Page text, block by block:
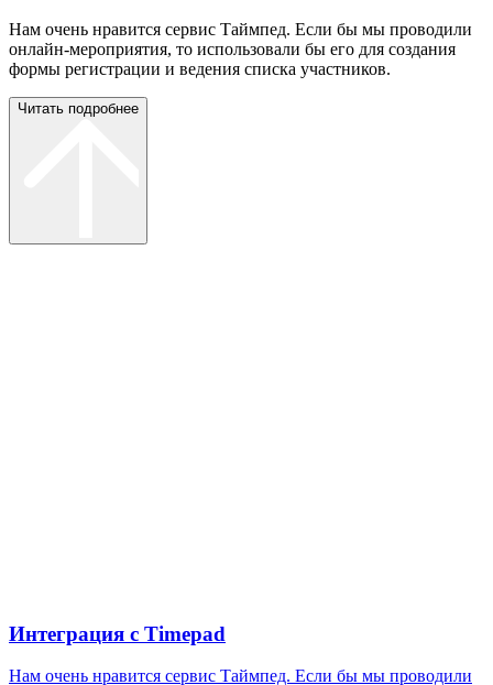
Нам очень нравится сервис Таймпед. Если бы мы проводили
онлайн-мероприятия, то использовали бы его для создания
формы регистрации и ведения списка участников.
Читать подробнее
Интеграция с Timepad
Нам очень нравится сервис Таймпед. Если бы мы проводили